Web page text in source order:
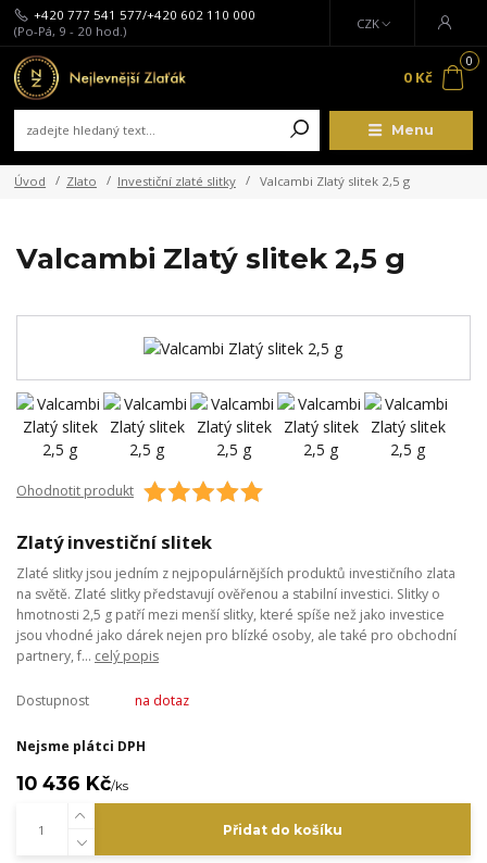
Menu
CZK
+420 777 541 577/+420 602 110 000
(Po-Pá, 9 - 20 hod.)
0
0 Kč
Úvod Zlato Investiční zlaté slitky Valcambi Zlatý slitek 2,5 g
Valcambi Zlatý slitek 2,5 g
Ohodnotit produkt
Zlatý investiční slitek
Zlaté slitky jsou jedním z nejpopulárnějších produktů investičního zlata
na světě. Zlaté slitky představují ověřenou a stabilní investici. Slitky o
hmotnosti 2,5 g patří mezi menší slitky, které spíše než jako investice
jsou vhodné jako dárek nejen pro blízké osoby, ale také pro obchodní
partnery, f... celý popis
Dostupnost na dotaz
Nejsme plátci DPH
10 436 Kč/ks
Přidat do košíku